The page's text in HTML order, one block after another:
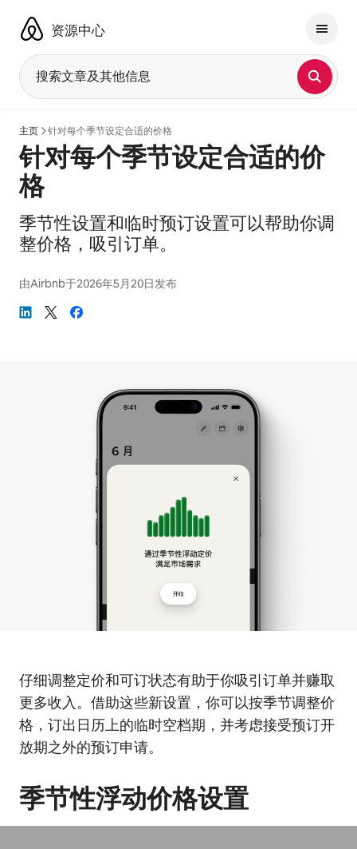
资源中心
搜索文章及其他信息
主页 针对每个季节设定合适的价格
针对每个季节设定合适的价
格
季节性设置和临时预订设置可以帮助你调
整价格，吸引订单。
由Airbnb于2026年5月20日发布
仔细调整定价和可订状态有助于你吸引订单并赚取
更多收入。借助这些新设置，你可以按季节调整价
格，订出日历上的临时空档期，并考虑接受预订开
放期之外的预订申请。
季节性浮动价格设置